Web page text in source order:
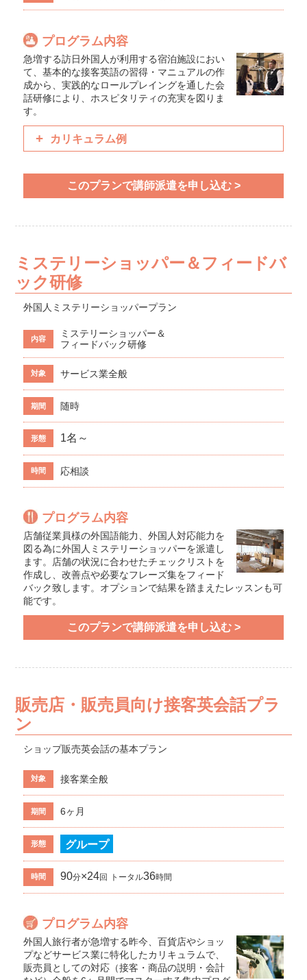
プログラム内容
急増する訪日外国人が利用する宿泊施設におい
て、基本的な接客英語の習得・マニュアルの作
成から、実践的なロールプレイングを通した会
話研修により、ホスピタリティの充実を図りま
す。
カリキュラム例
予約済みのゲスト対応／予約なしのゲスト対応／サー
このプランで講師派遣を申し込む >
ミステリーショッパー＆フィードバ
ック研修
外国人ミステリーショッパープラン
内容
ミステリーショッパー＆
フィードバック研修
対象 サービス業全般
期間 随時
形態 1名～
時間 応相談
プログラム内容
店舗従業員様の外国語能力、外国人対応能力を
図る為に外国人ミステリーショッパーを派遣し
ます。店舗の状況に合わせたチェックリストを
作成し、改善点や必要なフレーズ集をフィード
バック致します。オプションで結果を踏まえたレッスンも可
能です。
このプランで講師派遣を申し込む >
販売店・販売員向け接客英会話プラ
ン
ショップ販売英会話の基本プラン
対象 接客業全般
期間 6ヶ月
形態 グループ
時間 90分×24回 トータル36時間
プログラム内容
外国人旅行者が急増する昨今、百貨店やショッ
プなどサービス業に特化したカリキュラムで、
販売員としての対応（接客・商品の説明・会計